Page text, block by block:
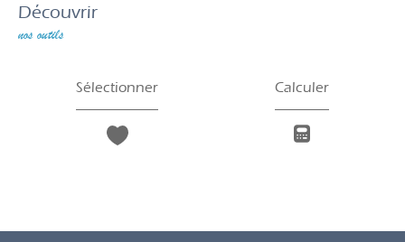
découvrir
nos outils
Sélectionner Calculer